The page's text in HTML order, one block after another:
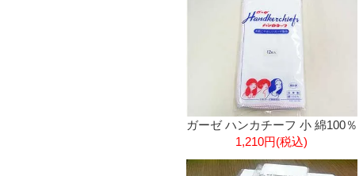
ガーゼ ハンカチーフ 小 綿100％
1,210円(税込)